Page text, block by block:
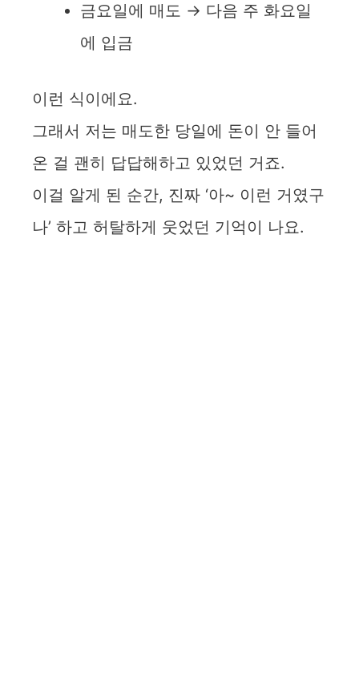
금요일에 매도 → 다음 주 화요일
에 입금
이런 식이에요.
그래서 저는 매도한 당일에 돈이 안 들어
온 걸 괜히 답답해하고 있었던 거죠.
이걸 알게 된 순간, 진짜 ‘아~ 이런 거였구
나’ 하고 허탈하게 웃었던 기억이 나요.